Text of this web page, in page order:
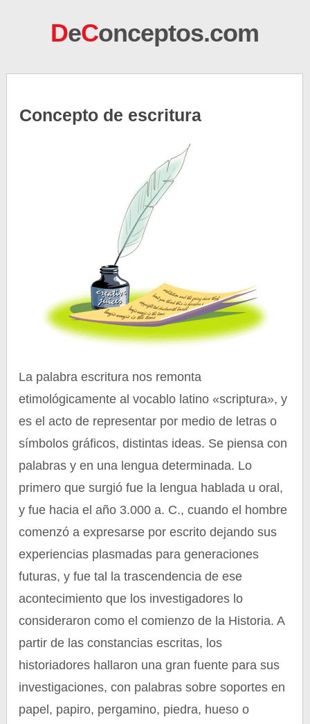
DeConceptos.com
Concepto de escritura
La palabra escritura nos remonta
etimológicamente al vocablo latino «scriptura», y
es el acto de representar por medio de letras o
símbolos gráficos, distintas ideas. Se piensa con
palabras y en una lengua determinada. Lo
primero que surgió fue la lengua hablada u oral,
y fue hacia el año 3.000 a. C., cuando el hombre
comenzó a expresarse por escrito dejando sus
experiencias plasmadas para generaciones
futuras, y fue tal la trascendencia de ese
acontecimiento que los investigadores lo
consideraron como el comienzo de la Historia. A
partir de las constancias escritas, los
historiadores hallaron una gran fuente para sus
investigaciones, con palabras sobre soportes en
papel, papiro, pergamino, piedra, hueso o